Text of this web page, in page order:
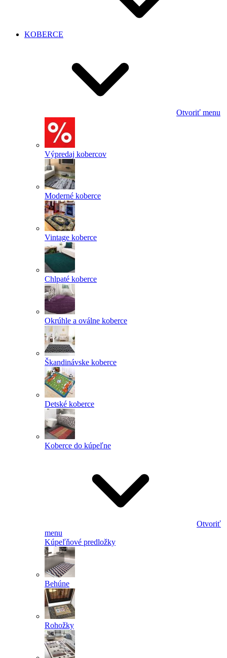
KOBERCE
Otvoriť menu
Výpredaj kobercov
Moderné koberce
Vintage koberce
Chlpaté koberce
Okrúhle a oválne koberce
Škandinávske koberce
Detské koberce
Koberce do kúpeľne
Otvoriť
menu
Kúpeľňové predložky
Behúne
Rohožky